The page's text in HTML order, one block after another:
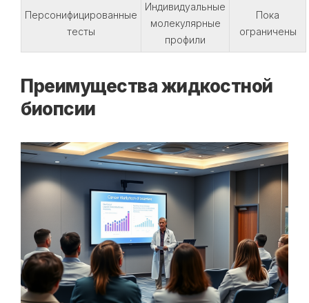
Персонифицированные
тесты
Индивидуальные
молекулярные
профили
Пока
ограничены
Преимущества жидкостной
биопсии